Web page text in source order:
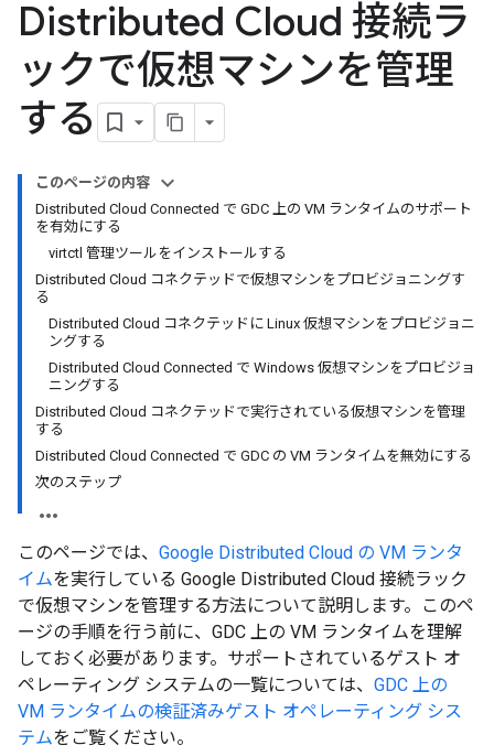
Distributed Cloud 接続ラ
ックで仮想マシンを管理
する
このページの内容
Distributed Cloud Connected で GDC 上の VM ランタイムのサポート
を有効にする
virtctl 管理ツールをインストールする
Distributed Cloud コネクテッドで仮想マシンをプロビジョニングす
る
Distributed Cloud コネクテッドに Linux 仮想マシンをプロビジョニ
ングする
Distributed Cloud Connected で Windows 仮想マシンをプロビジョ
ニングする
Distributed Cloud コネクテッドで実行されている仮想マシンを管理
する
Distributed Cloud Connected で GDC の VM ランタイムを無効にする
次のステップ
このページでは、 Google Distributed Cloud の VM ランタ
イムを実行している Google Distributed Cloud 接続ラック
で仮想マシンを管理する方法について説明します。このペ
ージの手順を行う前に、GDC 上の VM ランタイムを理解
しておく必要があります。サポートされているゲスト オ
ペレーティング システムの一覧については、 GDC 上の
VM ランタイムの検証済みゲスト オペレーティング シス
テムをご覧ください。